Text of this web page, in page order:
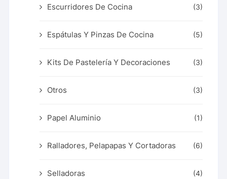
Escurridores De Cocina (3)
Espátulas Y Pinzas De Cocina (5)
Kits De Pastelería Y Decoraciones (3)
Otros (3)
Papel Aluminio (1)
Ralladores, Pelapapas Y Cortadoras (6)
Selladoras (4)